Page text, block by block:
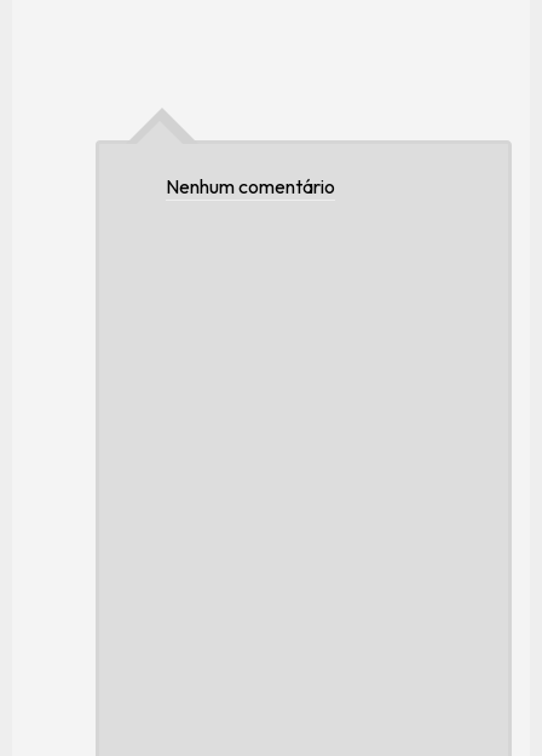
Nenhum comentário